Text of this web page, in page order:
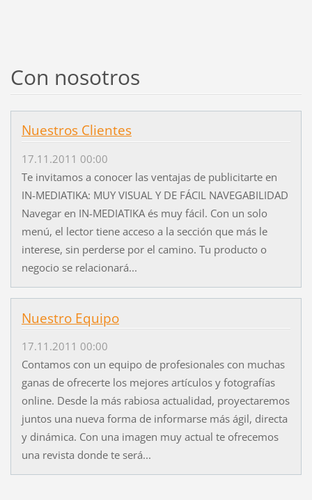
Con nosotros
Nuestros Clientes
17.11.2011 00:00
Te invitamos a conocer las ventajas de publicitarte en
IN-MEDIATIKA: MUY VISUAL Y DE FÁCIL NAVEGABILIDAD
Navegar en IN-MEDIATIKA és muy fácil. Con un solo
menú, el lector tiene acceso a la sección que más le
interese, sin perderse por el camino. Tu producto o
negocio se relacionará...
Nuestro Equipo
17.11.2011 00:00
Contamos con un equipo de profesionales con muchas
ganas de ofrecerte los mejores artículos y fotografías
online. Desde la más rabiosa actualidad, proyectaremos
juntos una nueva forma de informarse más ágil, directa
y dinámica. Con una imagen muy actual te ofrecemos
una revista donde te será...